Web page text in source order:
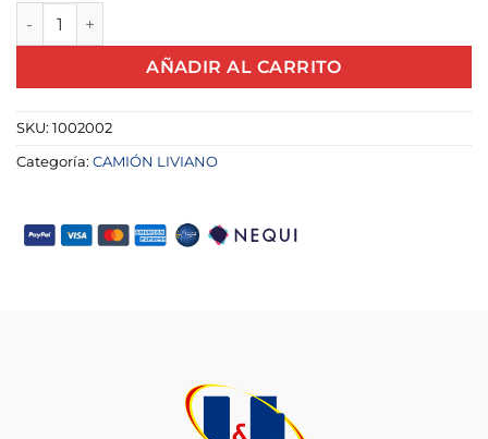
RIN AMERICANO 8.25X22.5 cantidad
AÑADIR AL CARRITO
SKU: 1002002
Categoría: CAMIÓN LIVIANO